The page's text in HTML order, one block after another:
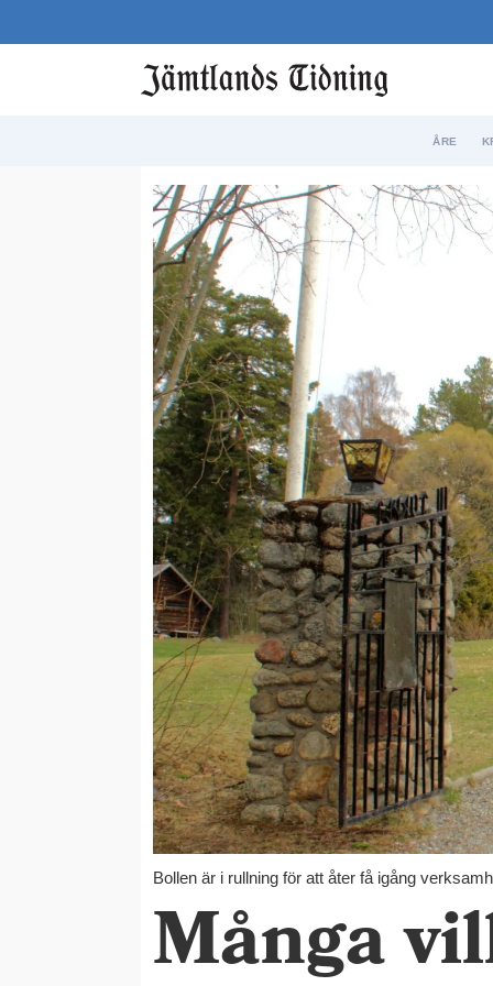
ÅRE
Bollen är i rullning för att åter få igång
Många